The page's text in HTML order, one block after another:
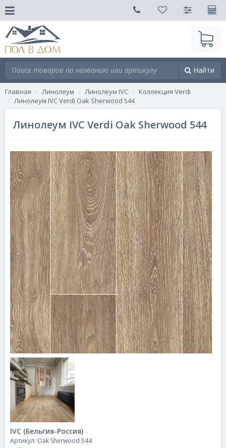
Найти
Главная Линолеум Линолеум IVC
Коллекция Verdi
Линолеум IVC Verdi Oak Sherwood 544
Линолеум IVC Verdi Oak Sherwood 544
IVC (Бельгия-Россия)
Артикул: Oak Sherwood 544